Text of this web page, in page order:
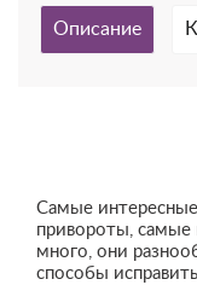
Описание
Самые
привороты, самые
много, они
способы